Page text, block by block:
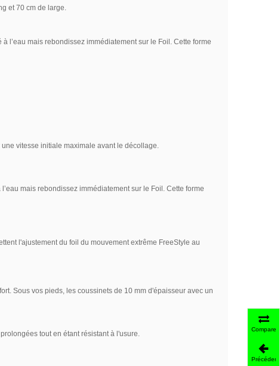
et 70 cm de large.
l’eau mais rebondissez immédiatement sur le Foil. Cette forme
vitesse initiale maximale avant le décollage.
mais rebondissez immédiatement sur le Foil. Cette forme
l'ajustement du foil du mouvement extrême FreeStyle au
Sous vos pieds, les coussinets de 10 mm d'épaisseur avec un
tout en étant résistant à l'usure.
Comparer
Précédent